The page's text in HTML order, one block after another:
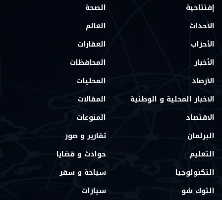
إفتتاحية
الأحداث
الأحزاب
الأخبار
الأرصاد
الاخبار المحلية و الوطنية
الاقتصاد
البرلمان
التعليم
التكنولوجيا
التوك شو
الصحة
العالم
العقارات
المحافظات
المحليات
المقالات
المنوعات
تقارير و صور
حوادث و قضايا
سياحة و سفر
سيارات